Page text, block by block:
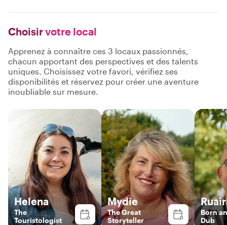
Choisirvotre local
Apprenez à connaître ces 3 locaux passionnés,
chacun apportant des perspectives et des talents
uniques. Choisissez votre favori, vérifiez ses
disponibilités et réservez pour créer une aventure
inoubliable sur mesure.
Helena
The
Touristologist
Mydie
The Great
Storyteller
Born
Dub